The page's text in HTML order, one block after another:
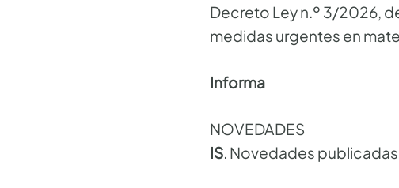
Decreto Ley n.º 3/2026,
medidas urgentes en
Informa
NOVEDADES
IS. Novedades publicadas